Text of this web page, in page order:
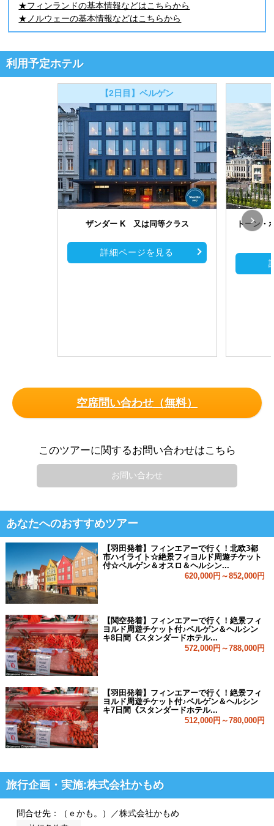
★フィンランドの基本情報などはこちらから
★ノルウェーの基本情報などはこちらから
利用予定ホテル
【2日目】ベルゲン
ザンダー K 又は同等クラス
詳細ページを見る
トーン・
空席問い合わせ（無料）
このツアーに関するお問い合わせはこちら
お問い合わせ
あなたへのおすすめツアー
【羽田発着】フィンエアーで行く！北欧3都
市ハイライト☆絶景フィヨルド周遊チケット
付☆ベルゲン＆オスロ＆ヘルシン...
620,000円～852,000円
【関空発着】フィンエアーで行く！絶景フィ
ヨルド周遊チケット付♪ベルゲン＆ヘルシン
キ8日間《スタンダードホテル...
572,000円～788,000円
【羽田発着】フィンエアーで行く！絶景フィ
ヨルド周遊チケット付♪ベルゲン＆ヘルシン
キ7日間《スタンダードホテル...
512,000円～780,000円
旅行企画・実施:株式会社かもめ
問合せ先：（ｅかも。）／株式会社かもめ